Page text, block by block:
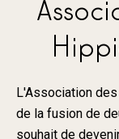
L'Association
de la fusion de
souhait de